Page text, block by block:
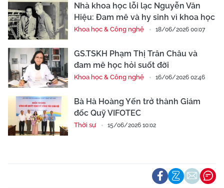
Nhà khoa học lỗi lạc Nguyễn Văn
Hiệu: Đam mê và hy sinh vì khoa học
Khoa học & Công nghệ 18/06/2026 00:07
GS.TSKH Phạm Thị Trân Châu và
đam mê học hỏi suốt đời
Khoa học & Công nghệ 16/06/2026 02:46
Bà Hà Hoàng Yến trở thành Giám
đốc Quỹ VIFOTEC
Thời sự 15/06/2026 10:02